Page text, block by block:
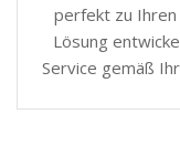
perfekt zu
Lösung
Service gemäß